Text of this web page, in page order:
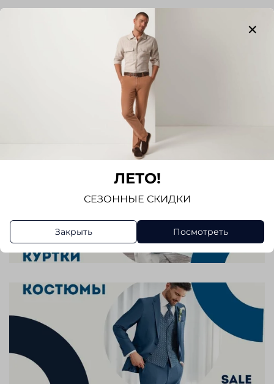
ЛЕТО!
СЕЗОННЫЕ СКИДКИ
Закрыть Посмотреть